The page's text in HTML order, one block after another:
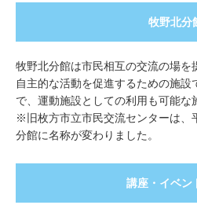
牧野北分
牧野北分館は市民相互の交流の場を
自主的な活動を促進するための施
で、運動施設としての利用も可能な
※旧枚方市立市民交流センターは、
分館に名称が変わりました。
講座・イベン